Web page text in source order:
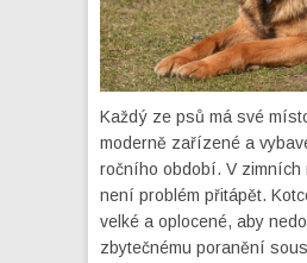
Každý ze psů má své
moderně zařízené a
ročního období. V
není problém přitápět.
velké a oplocené, aby
zbytečnému poranění